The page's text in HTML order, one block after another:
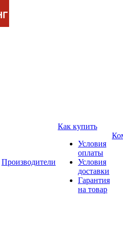
Производители
Как купить
Условия
оплаты
Условия
доставки
Гарантия
на товар